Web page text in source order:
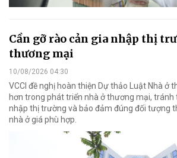
Cần gỡ rào cản gia nhập thị
thương mại
10/08/2026 04:30
VCCI đề nghị hoàn thiện Dự thảo Luật Nhà ở
hơn trong phát triển nhà ở thương mại, tránh
nhập thị trường và bảo đảm đúng đối tượng
nhà ở giá phù hợp.